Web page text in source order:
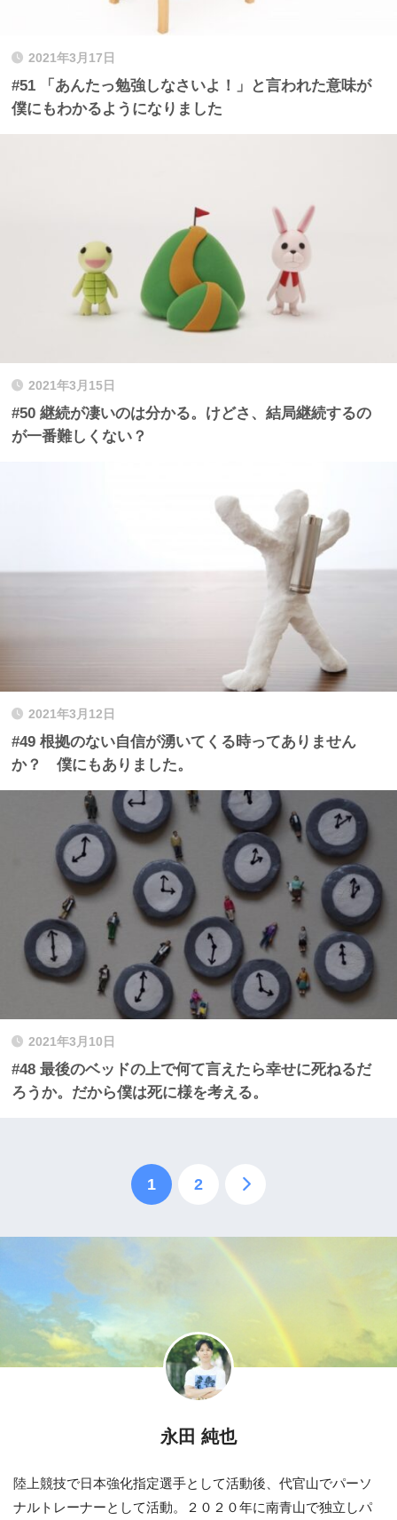
2021年3月17日
#51 「あんたっ勉強しなさいよ！」と言われた意味が
僕にもわかるようになりました
2021年3月15日
#50 継続が凄いのは分かる。けどさ、結局継続するの
が一番難しくない？
2021年3月12日
#49 根拠のない自信が湧いてくる時ってありません
か？ 僕にもありました。
2021年3月10日
#48 最後のベッドの上で何て言えたら幸せに死ねるだ
ろうか。だから僕は死に様を考える。
1 2
永田 純也
陸上競技で日本強化指定選手として活動後、代官山でパーソ
ナルトレーナーとして活動。２０２０年に南青山で独立しパ